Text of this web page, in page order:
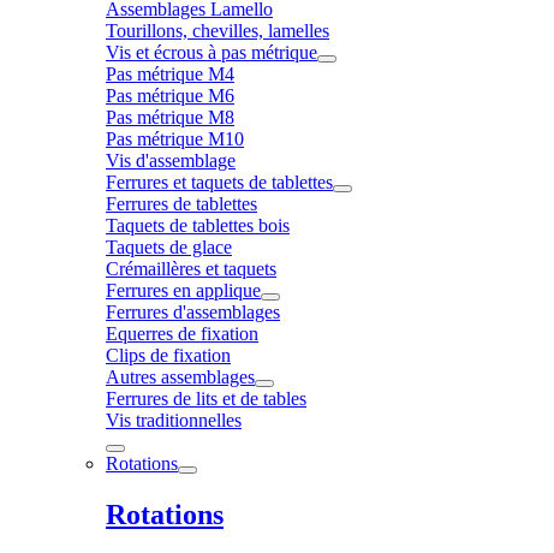
Assemblages Lamello
Tourillons, chevilles, lamelles
Vis et écrous à pas métrique
Pas métrique M4
Pas métrique M6
Pas métrique M8
Pas métrique M10
Vis d'assemblage
Ferrures et taquets de tablettes
Ferrures de tablettes
Taquets de tablettes bois
Taquets de glace
Crémaillères et taquets
Ferrures en applique
Ferrures d'assemblages
Equerres de fixation
Clips de fixation
Autres assemblages
Ferrures de lits et de tables
Vis traditionnelles
Rotations
Rotations